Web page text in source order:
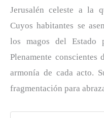
Jerusalén celeste a la
Cuyos habitantes se
los magos del Estado
Plenamente
armonía de cada acto.
fragmentación para